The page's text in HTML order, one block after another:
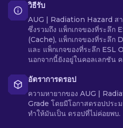
วิธีรับ
AUG | Radiation Hazard ส
ซึ่งรวมถึง แพ็กเกจของที่ระลึก
(Cache), แพ็กเกจของที่ระลึก
และ แพ็กเกจของที่ระลึก ESL
นอกจากนี้ยังอยู่ในคอลเลกชัน
อัตราการดรอป
ความหายากของ AUG |
Grade โดยมีโอกาสดรอปประ
ทำให้มันเป็น ดรอปที่ไม่ค่อยพบ.